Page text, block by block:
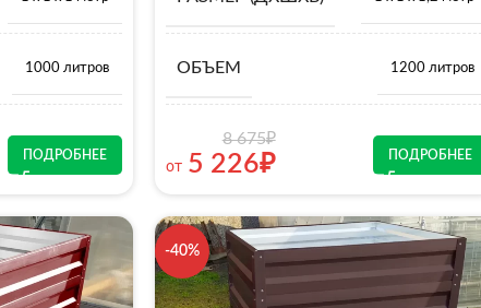
1000 литров
ПОДРОБНЕЕ
ОБЪЕМ 1200 литров
от
8 675₽
5 226₽ ПОДРОБНЕЕ
-40%